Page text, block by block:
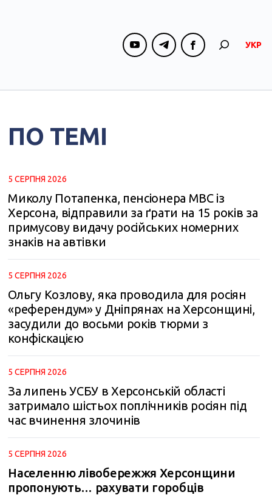
УКР
ПО ТЕМІ
5 СЕРПНЯ 2026
Миколу Потапенка, пенсіонера МВС із
Херсона, відправили за ґрати на 15 років за
примусову видачу російських номерних
знаків на автівки
5 СЕРПНЯ 2026
Ольгу Козлову, яка проводила для росіян
«референдум» у Дніпрянах на Херсонщині,
засудили до восьми років тюрми з
конфіскацією
5 СЕРПНЯ 2026
За липень УСБУ в Херсонській області
затримало шістьох поплічників росіян під
час вчинення злочинів
5 СЕРПНЯ 2026
Населенню лівобережжя Херсонщини
пропонують… рахувати горобців